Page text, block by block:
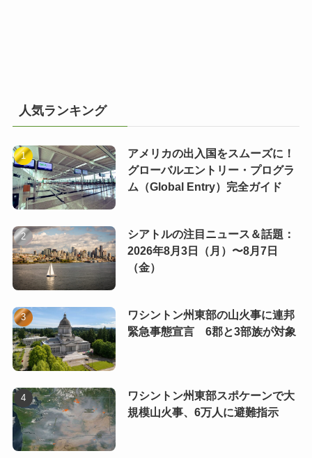
人気ランキング
アメリカの出入国をスムーズに！
グローバルエントリー・プログラ
ム（Global Entry）完全ガイド
シアトルの注目ニュース＆話題：
2026年8月3日（月）〜8月7日
（金）
ワシントン州東部の山火事に連邦
緊急事態宣言 6郡と3部族が対象
ワシントン州東部スポケーンで大
規模山火事、6万人に避難指示